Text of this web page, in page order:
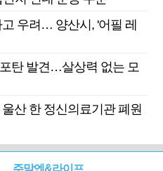
우려… 양산시, '어필 레
탄 발견…살상력 없는 모
산 한 정신의료기관 폐원